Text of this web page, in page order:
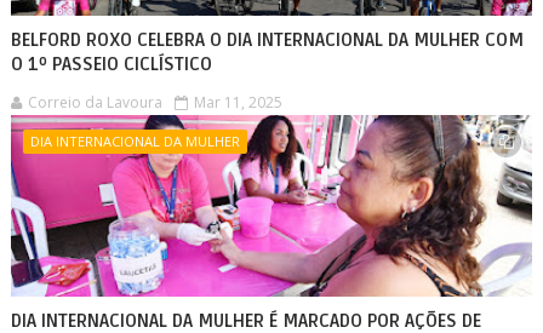
BELFORD ROXO CELEBRA O DIA INTERNACIONAL DA MULHER COM
O 1º PASSEIO CICLÍSTICO
Correio da Lavoura Mar 11, 2025
DIA INTERNACIONAL DA MULHER
DIA INTERNACIONAL DA MULHER É MARCADO POR AÇÕES DE